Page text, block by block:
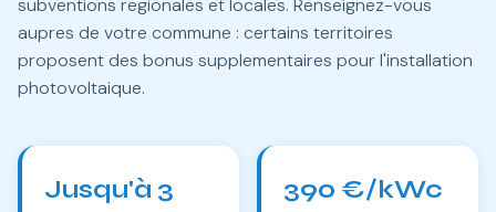
subventions regionales et locales. Renseignez-vous
aupres de votre commune : certains territoires
proposent des bonus supplementaires pour l'installation
photovoltaique.
Jusqu'à 3
390 €/kWc